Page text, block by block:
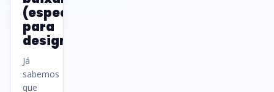
(especial
para
designers)
Já
sabemos
que